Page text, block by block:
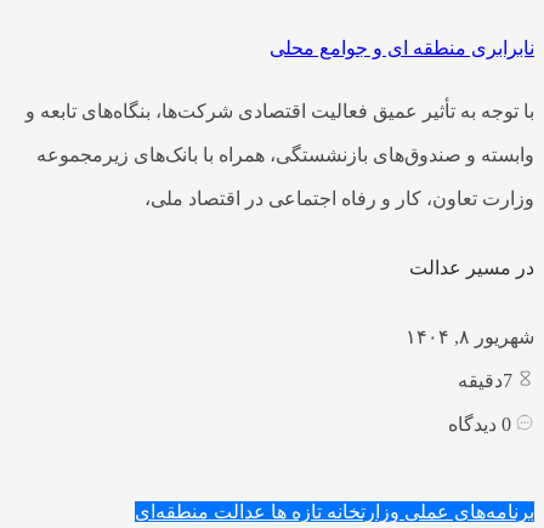
نابرابری منطقه ای و جوامع محلی
با توجه به تأثیر عمیق فعالیت اقتصادی شرکت‌ها، بنگاه‌های تابعه و
وابسته و صندوق‌های بازنشستگی، همراه با بانک‌های زیرمجموعه
وزارت تعاون، کار و رفاه اجتماعی در اقتصاد ملی،
در مسیر عدالت
شهریور ۸, ۱۴۰۴
دقیقه
دیدگاه
برنامه‌های عملی وزارتخانه تازه ها عدالت منطقه‌ای